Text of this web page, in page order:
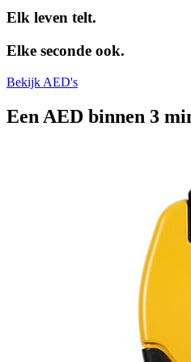
Elk leven telt.
Elke seconde ook.
Bekijk AED's
Een AED binnen 3